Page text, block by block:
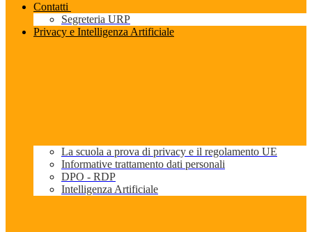
Contatti
Segreteria URP
Privacy e Intelligenza Artificiale
La scuola a prova di privacy e il regolamento UE
Informative trattamento dati personali
DPO - RDP
Intelligenza Artificiale